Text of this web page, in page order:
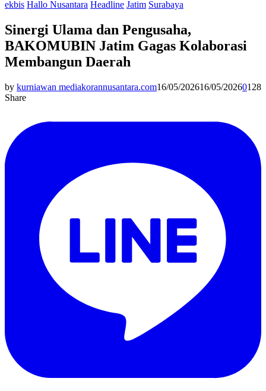
ekbis Hallo Nusantara Headline Jatim Surabaya
Sinergi Ulama dan Pengusaha,
BAKOMUBIN Jatim Gagas Kolaborasi
Membangun Daerah
by kurniawan mediakorannusantara.com16/05/202616/05/20260128
Share